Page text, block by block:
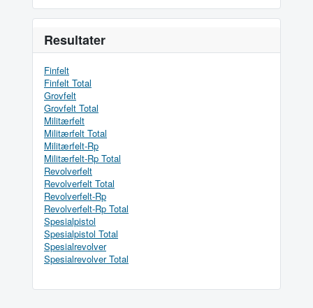
Resultater
Finfelt
Finfelt Total
Grovfelt
Grovfelt Total
Militærfelt
Militærfelt Total
Militærfelt-Rp
Militærfelt-Rp Total
Revolverfelt
Revolverfelt Total
Revolverfelt-Rp
Revolverfelt-Rp Total
Spesialpistol
Spesialpistol Total
Spesialrevolver
Spesialrevolver Total